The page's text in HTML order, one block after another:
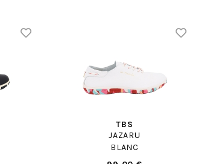
TBS
JAZARU
BLANC